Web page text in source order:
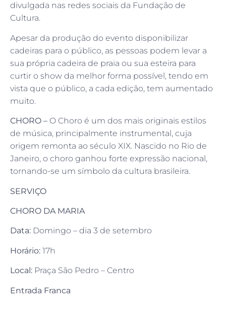
divulgada nas redes sociais da Fundação de
Cultura.
Apesar da produção do evento disponibilizar
cadeiras para o público, as pessoas podem levar a
sua própria cadeira de praia ou sua esteira para
curtir o show da melhor forma possível, tendo em
vista que o público, a cada edição, tem aumentado
muito.
CHORO – O Choro é um dos mais originais estilos
de música, principalmente instrumental, cuja
origem remonta ao século XIX. Nascido no Rio de
Janeiro, o choro ganhou forte expressão nacional,
tornando-se um símbolo da cultura brasileira.
SERVIÇO
CHORO DA MARIA
Data: Domingo – dia 3 de setembro
Horário: 17h
Local: Praça São Pedro – Centro
Entrada Franca